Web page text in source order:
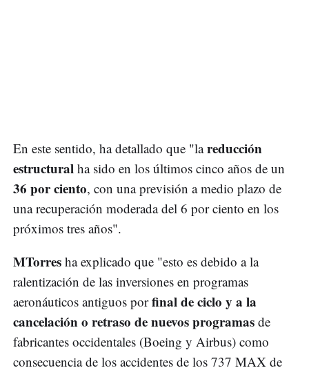
En este sentido, ha detallado que "lareducción
estructural ha sido en los últimos cinco años de un
36 por ciento, con una previsión a medio plazo de
una recuperación moderada del 6 por ciento en los
próximos tres años".
MTorres ha explicado que "esto es debido a la
ralentización de las inversiones en programas
aeronáuticos antiguos porfinal de ciclo y a la
cancelación o retraso de nuevos programas de
fabricantes occidentales (Boeing y Airbus) como
consecuencia de los accidentes de los 737 MAX de